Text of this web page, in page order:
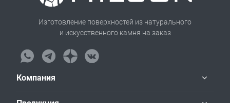
Изготовление поверхностей из натурального
и искусственного камня на заказ
Компания